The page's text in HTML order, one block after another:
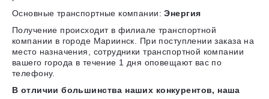
Основные транспортные компании:Энергия
Получение происходит в филиале транспортной
компании в городе Мариинск. При поступлении заказа на
место назначения, сотрудники транспортной компании
вашего города в течение 1 дня оповещают вас по
телефону.
В отличии большинства наших конкурентов, наша